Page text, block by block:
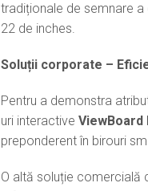
tradiționale de semnare
22 de inches.
Soluții corporate –
Pentru a demonstra
uri interactiveViewBoard
preponderent în birouri
O altă soluție comercială